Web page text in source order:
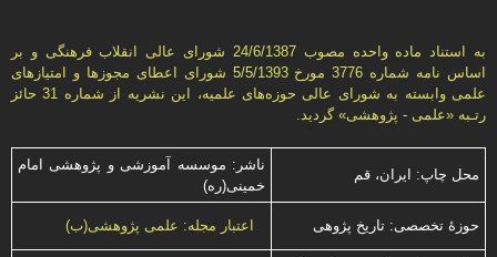
به استناد ماده واحده مصوب 24/6/1387 شورای عالی انقلاب فرهنگی و بر
اساس نامه شماره 3776 مورخ 5/5/1393 شورای اعطای مجوزها و امتيازهای
علمی وابسته به شورای عالی حوزه‌های علميه، اين نشريه از شماره 31 حائز
رتـبه «علمی - پژوهشی» گرديد.
محل چاپ: ایران، قم
ناشر: موسسه آموزشی و پژوهشی امام
خمینی(ره)
حوزۀ تخصصی: تاریخ پژوهی اعتبار مجله: علمی پژوهشی(ب)